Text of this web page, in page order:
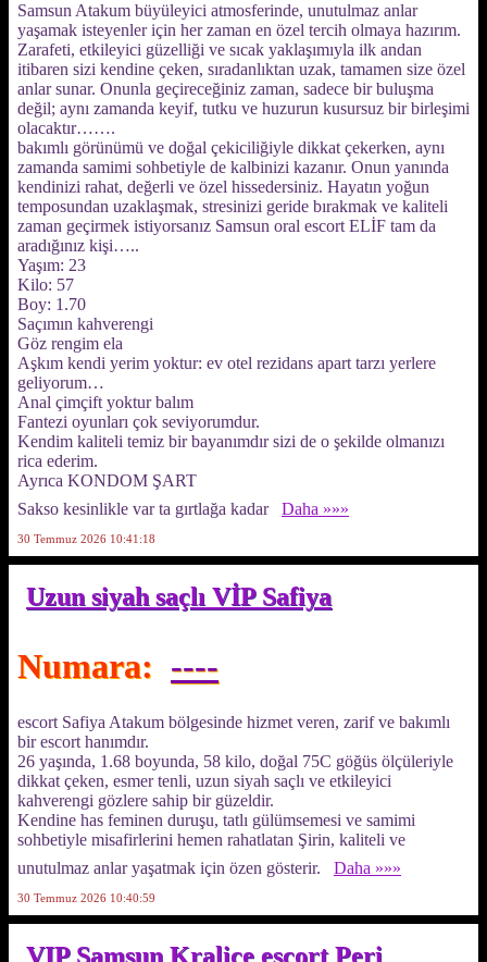
Samsun Atakum büyüleyici atmosferinde, unutulmaz anlar
yaşamak isteyenler için her zaman en özel tercih olmaya hazırım.
Zarafeti, etkileyici güzelliği ve sıcak yaklaşımıyla ilk andan
itibaren sizi kendine çeken, sıradanlıktan uzak, tamamen size özel
anlar sunar. Onunla geçireceğiniz zaman, sadece bir buluşma
değil; aynı zamanda keyif, tutku ve huzurun kusursuz bir birleşimi
olacaktır…….
bakımlı görünümü ve doğal çekiciliğiyle dikkat çekerken, aynı
zamanda samimi sohbetiyle de kalbinizi kazanır. Onun yanında
kendinizi rahat, değerli ve özel hissedersiniz. Hayatın yoğun
temposundan uzaklaşmak, stresinizi geride bırakmak ve kaliteli
zaman geçirmek istiyorsanız Samsun oral escort ELİF tam da
aradığınız kişi…..
Yaşım: 23
Kilo: 57
Boy: 1.70
Saçımın kahverengi
Göz rengim ela
Aşkım kendi yerim yoktur: ev otel rezidans apart tarzı yerlere
geliyorum…
Anal çimçift yoktur balım
Fantezi oyunları çok seviyorumdur.
Kendim kaliteli temiz bir bayanımdır sizi de o şekilde olmanızı
rica ederim.
Ayrıca KONDOM ŞART
Sakso kesinlikle var ta gırtlağa kadar
Daha »»»
30 Temmuz 2026 10:41:18
Uzun siyah saçlı VİP Safiya
Numara: ----
escort Safiya Atakum bölgesinde hizmet veren, zarif ve bakımlı
bir escort hanımdır.
26 yaşında, 1.68 boyunda, 58 kilo, doğal 75C göğüs ölçüleriyle
dikkat çeken, esmer tenli, uzun siyah saçlı ve etkileyici
kahverengi gözlere sahip bir güzeldir.
Kendine has feminen duruşu, tatlı gülümsemesi ve samimi
sohbetiyle misafirlerini hemen rahatlatan Şirin, kaliteli ve
unutulmaz anlar yaşatmak için özen gösterir.
Daha »»»
30 Temmuz 2026 10:40:59
VIP Samsun Kraliçe escort Peri